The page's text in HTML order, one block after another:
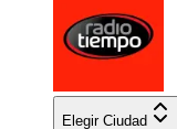
Elegir Ciudad